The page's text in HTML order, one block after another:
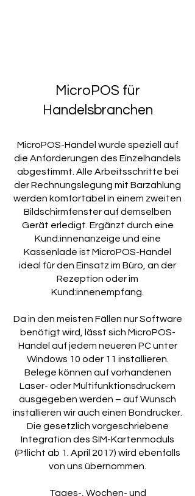
MicroPOS für
Handelsbranchen
MicroPOS-Handel wurde speziell auf
die Anforderungen des Einzelhandels
abgestimmt. Alle Arbeitsschritte bei
der Rechnungslegung mit Barzahlung
werden komfortabel in einem zweiten
Bildschirmfenster auf demselben
Gerät erledigt. Ergänzt durch eine
Kund:innenanzeige und eine
Kassenlade ist MicroPOS-Handel
ideal für den Einsatz im Büro, an der
Rezeption oder im
Kund:innenempfang.
Da in den meisten Fällen nur Software
benötigt wird, lässt sich MicroPOS-
Handel auf jedem neueren PC unter
Windows 10 oder 11 installieren.
Belege können auf vorhandenen
Laser- oder Multifunktionsdruckern
ausgegeben werden – auf Wunsch
installieren wir auch einen Bondrucker.
Die gesetzlich vorgeschriebene
Integration des SIM-Kartenmoduls
(Pflicht ab 1. April 2017) wird ebenfalls
von uns übernommen.
Tages-, Wochen- und